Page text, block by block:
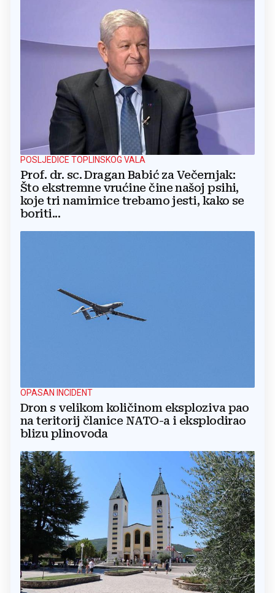
POSLJEDICE TOPLINSKOG VALA
Prof. dr. sc. Dragan Babić za Večernjak:
Što ekstremne vrućine čine našoj psihi,
koje tri namirnice trebamo jesti, kako se
boriti...
OPASAN INCIDENT
Dron s velikom količinom eksploziva pao
na teritorij članice NATO-a i eksplodirao
blizu plinovoda